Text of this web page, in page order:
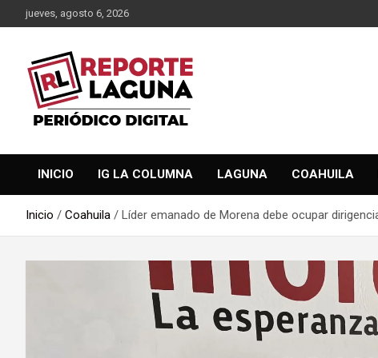
Saltar
al
jueves, agosto 6, 2026
Reporte Laguna
INICIO IG LA COLUMNA LAGUNA COAHUILA
Inicio Coahuila Líder emanado de Morena debe ocupar